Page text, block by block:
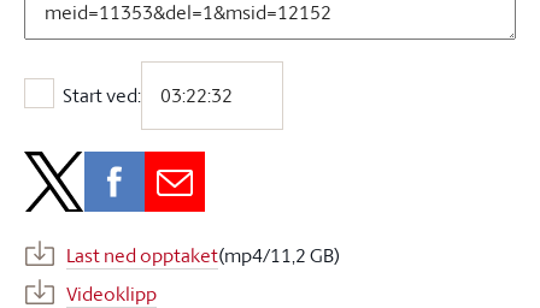
Start ved:
Start ved:
Last ned opptaket(mp4/11,2 GB)
Videoklipp